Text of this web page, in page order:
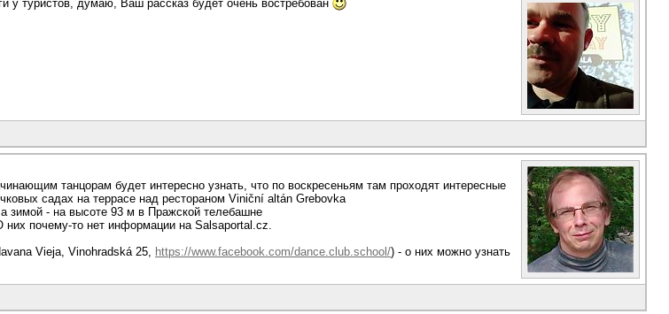
у туристов, думаю, Ваш рассказ будет очень востребован
танцорам будет интересно узнать, что по воскресеньям там проходят интересные
садах на террасе над рестораном Viniční altán Grebovka
зимой - на высоте 93 м в Пражской телебашне
них почему-то нет информации на Salsaportal.cz.
Vieja, Vinohradská 25,
https://www.facebook.com/dance.club.school/) - о них можно узнать